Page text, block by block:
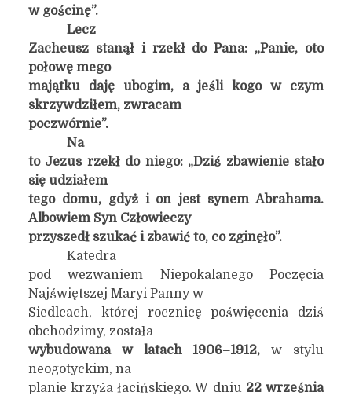
w gościnę”.
Lecz
Zacheusz stanął i rzekł do Pana: „Panie, oto
połowę mego
majątku daję ubogim, a jeśli kogo w czym
skrzywdziłem, zwracam
poczwórnie”.
Na
to Jezus rzekł do niego: „Dziś zbawienie stało
się udziałem
tego domu, gdyż i on jest synem Abrahama.
Albowiem Syn Człowieczy
przyszedł szukać i zbawić to, co zginęło”.
Katedra
pod wezwaniem Niepokalanego Poczęcia
Najświętszej Maryi Panny w
Siedlcach, której rocznicę poświęcenia dziś
obchodzimy, została
wybudowana w latach 1906–1912,w stylu
neogotyckim, na
planie krzyża łacińskiego. W dniu 22 września